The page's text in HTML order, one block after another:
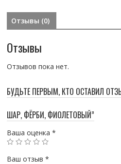
Отзывы (0)
Отзывы
Отзывов пока нет.
БУДЬТЕ ПЕРВЫМ, КТО ОСТАВИЛ
ШАР, ФЁРБИ, ФИОЛЕТОВЫЙ”
Ваша оценка *
Ваш отзыв *